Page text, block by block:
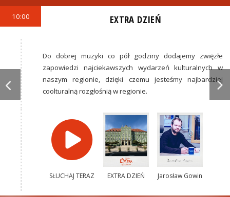
10:00 EXTRA DZIEŃ
Do dobrej muzyki co pół godziny dodajemy zwięzłe
zapowiedzi najciekawszych wydarzeń kulturalnych w
naszym regionie, dzięki czemu jesteśmy najbardziej
coolturalną rozgłośnią w regionie.
SŁUCHAJ TERAZ EXTRA DZIEŃ Jarosław Gowin